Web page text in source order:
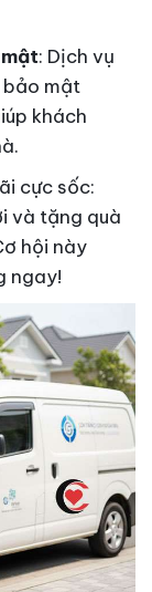
: Dịch vụ
bảo mật
khách
cực sốc:
và tặng quà
hội này
ngay!